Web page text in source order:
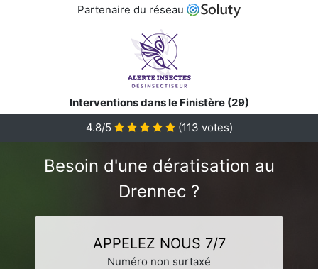
Partenaire du réseau
Interventions dans le Finistère (29)
4.8/5 (113 votes)
Besoin d'une dératisation au
Drennec ?
APPELEZ NOUS 7/7
Numéro non surtaxé